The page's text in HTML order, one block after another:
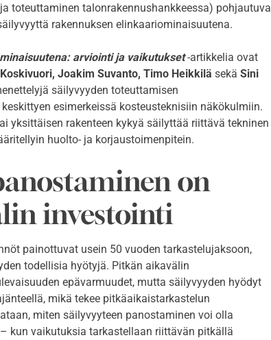
toteuttaminen talonrakennushankkeessa) pohjautuva
rakennuksen elinkaariominaisuutena.
arviointi ja vaikutukset-artikkelia ovat
Joakim Suvanto, Timo Heikkilä sekä Sini
säilyvyyden toteuttamisen
esimerkeissä kosteusteknisiin näkökulmiin.
yksittäisen rakenteen kykyä säilyttää riittävä tekninen
huolto- ja korjaustoimenpitein.
on
investointi
painottuvat usein 50 vuoden tarkastelujaksoon,
todellisia hyötyjä. Pitkän aikavälin
epävarmuudet, mutta säilyvyyden hyödyt
mikä tekee pitkäaikaistarkastelun
miten säilyvyyteen panostaminen voi olla
kun vaikutuksia tarkastellaan riittävän pitkällä